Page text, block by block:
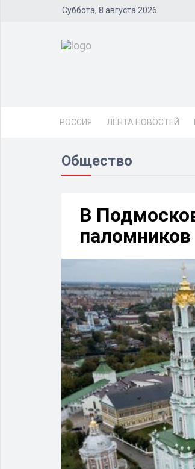
Суббота, 8 августа 2026
РОССИЯ ЛЕНТА НОВОСТЕЙ
Общество
В
паломников